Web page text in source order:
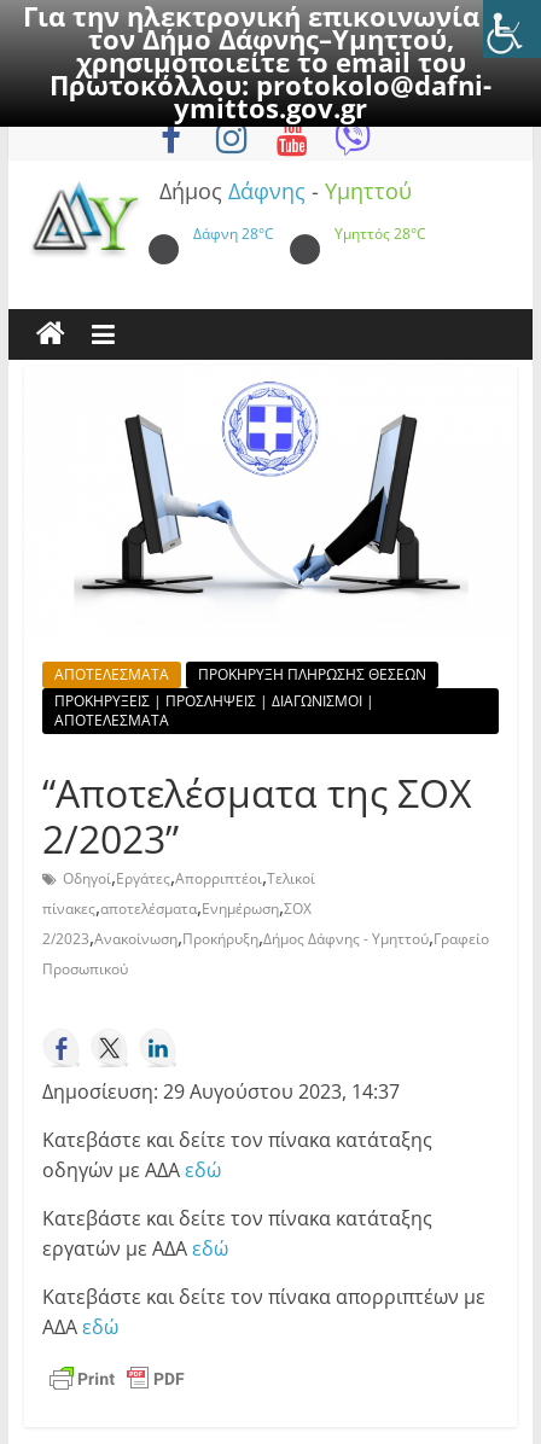
Για την ηλεκτρονική επικοινωνία με
τον Δήμο Δάφνης–Υμηττού,
χρησιμοποιείτε το email του
Πρωτοκόλλου:protokolo@dafni-
ymittos.gov.gr
to
Πέμπτη, 6 Αυγούστου 2026
Δήμος Δάφνης - Υμηττού
Δάφνη28°C Υμηττός28°C
ΑΠΟΤΕΛΕΣΜΑΤΑ
ΠΡΟΚΗΡΥΞΗ ΠΛΗΡΩΣΗΣ ΘΕΣΕΩΝ
ΠΡΟΚΗΡΥΞΕΙΣ | ΠΡΟΣΛΗΨΕΙΣ | ΔΙΑΓΩΝΙΣΜΟΙ |
ΑΠΟΤΕΛΕΣΜΑΤΑ
“Αποτελέσματα της ΣΟΧ
2/2023”
Οδηγοί,Εργάτες,Απορριπτέοι,Τελικοί
πίνακες,αποτελέσματα,Ενημέρωση,ΣΟΧ
2/2023,Ανακοίνωση,Προκήρυξη,Δήμος Δάφνης - Υμηττού,Γραφείο
Προσωπικού
Δημοσίευση: 29 Αυγούστου 2023, 14:37
Κατεβάστε και δείτε τον πίνακα κατάταξης
οδηγών με ΑΔΑεδώ
Κατεβάστε και δείτε τον πίνακα κατάταξης
εργατών με ΑΔΑεδώ
Κατεβάστε και δείτε τον πίνακα απορριπτέων με
ΑΔΑεδώ